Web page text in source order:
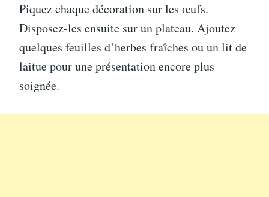
Piquez chaque décoration sur les œufs.
Disposez-les ensuite sur un plateau. Ajoutez
quelques feuilles d’herbes fraîches ou un lit de
laitue pour une présentation encore plus
soignée.